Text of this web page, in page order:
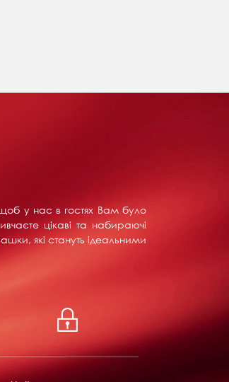
у нас в гостях Вам було
цікаві та набираючі
які стануть ідеальними